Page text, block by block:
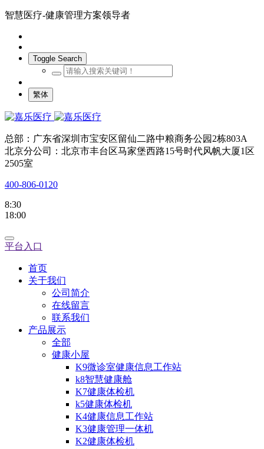
智慧医疗-健康管理方案领导者
Toggle Search
繁体
总部：广东省深圳市宝安区留仙二路中粮商务公园2栋803A
北京分公司：北京市丰台区马家堡西路15号时代风帆大厦1区
2505室
400-806-0120
8:30
18:00
平台入口
首页
关于我们
公司简介
在线留言
联系我们
产品展示
全部
健康小屋
K9微诊室健康信息工作站
k8智慧健康舱
K7健康体检机
k5健康体检机
K4健康信息工作站
K3健康管理一体机
K2健康体检机